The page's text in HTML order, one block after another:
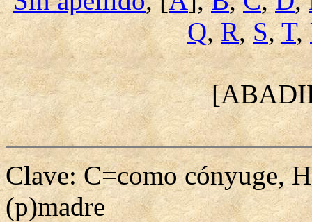
Q,R,S,T,
Clave: C=como cónyuge,
(p)madre